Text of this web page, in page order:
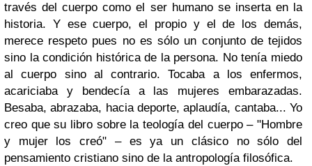
través del cuerpo como el ser humano se inserta en la
historia. Y ese cuerpo, el propio y el de los demás,
merece respeto pues no es sólo un conjunto de tejidos
sino la condición histórica de la persona. No tenía miedo
al cuerpo sino al contrario. Tocaba a los enfermos,
acariciaba y bendecía a las mujeres embarazadas.
Besaba, abrazaba, hacia deporte, aplaudía, cantaba... Yo
creo que su libro sobre la teología del cuerpo – "Hombre
y mujer los creó" – es ya un clásico no sólo del
pensamiento cristiano sino de la antropología filosófica.